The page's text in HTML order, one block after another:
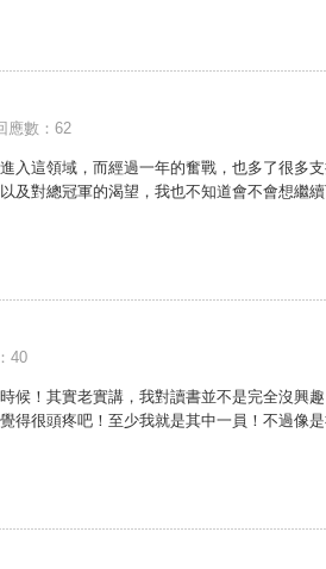
應數：62
入這領域，而經過一年的奮戰，也多了很多
及對總冠軍的渴望，我也不知道會不會想繼
40
！其實老實講，我對讀書並不是完全沒興趣
得很頭疼吧！至少我就是其中一員！不過像